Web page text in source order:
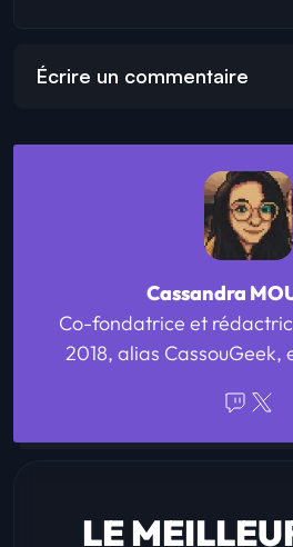
Écrire un commentaire
Cassandra
Co-fondatrice et
2018, alias CassouGeek,
LE